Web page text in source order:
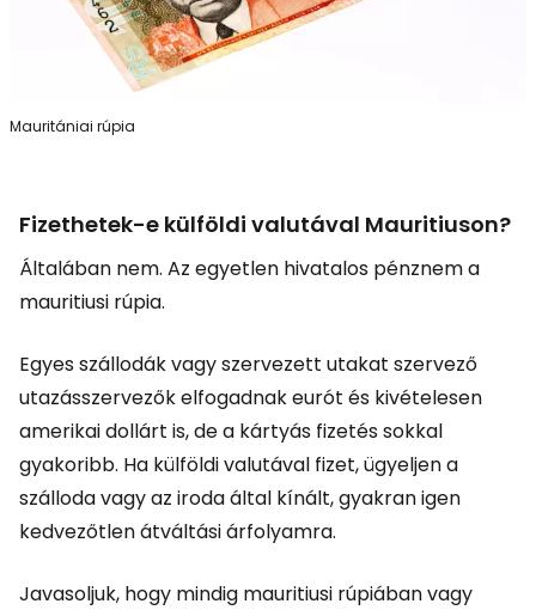
Mauritániai rúpia
Fizethetek-e külföldi valutával Mauritiuson?
Általában nem. Az egyetlen hivatalos pénznem a
mauritiusi rúpia.
Egyes szállodák vagy szervezett utakat szervező
utazásszervezők elfogadnak eurót és kivételesen
amerikai dollárt is, de a kártyás fizetés sokkal
gyakoribb. Ha külföldi valutával fizet, ügyeljen a
szálloda vagy az iroda által kínált, gyakran igen
kedvezőtlen átváltási árfolyamra.
Javasoljuk, hogy mindig mauritiusi rúpiában vagy